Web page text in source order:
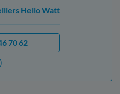
Hello Watt
70 62